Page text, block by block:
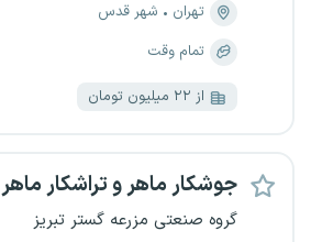
تهران
شهر قدس
تمام وقت
از ۲۲ میلیون تومان
جوشکار ماهر و تراشکار ماهر
گروه صنعتی مزرعه گستر تبریز